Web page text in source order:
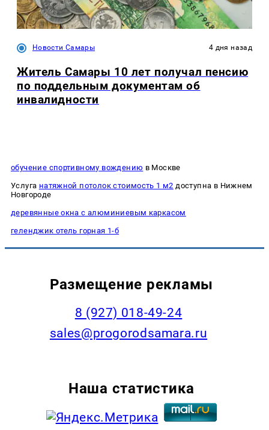
Новости Самары 4 дня назад
Житель Самары 10 лет получал пенсию
по поддельным документам об
инвалидности
обучение спортивному вождению в Москве
Услуга натяжной потолок стоимость 1 м2 доступна в Нижнем
Новгороде
деревянные окна с алюминиевым каркасом
геленджик отель горная 1-б
Размещение рекламы
8 (927) 018-49-24
sales@progorodsamara.ru
Наша статистика